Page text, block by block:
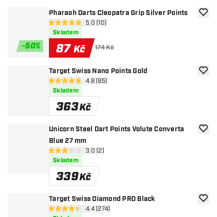
-50%
Pharaoh Darts Cleopatra Grip Silver Points
otevřít panel recenzí
5 hodnoticí hvězdičky
5.0 (10)
Skladem
87 Kč 174 Kč
Target Swiss Nano Points Gold
otevřít panel recenzí
4.8 hodnoticí hvězdičky
4.8 (95)
Skladem
363Kč
Unicorn Steel Dart Points Volute Converta
Blue 27 mm
otevřít panel recenzí
3 hodnoticí hvězdičky
3.0 (2)
Skladem
339Kč
Target Swiss Diamond PRO Black
otevřít panel recenzí
4.4 hodnoticí hvězdičky
4.4 (274)